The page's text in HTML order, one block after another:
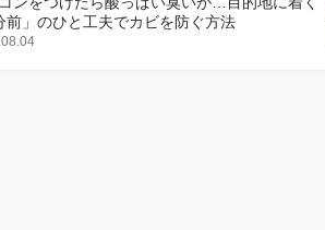
前」のひと工夫でカビを防ぐ方法